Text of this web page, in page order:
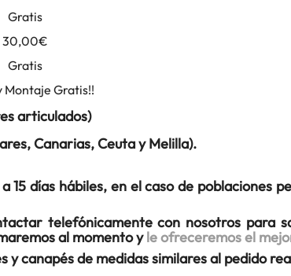
Gratis
30,00€
Gratis
Montaje Gratis!!
articulados)
Canarias, Ceuta y Melilla).
15 días hábiles, en el caso de
telefónicamente con nosotros para
al momento yle ofreceremos el
y canapés de medidas similares al pedido